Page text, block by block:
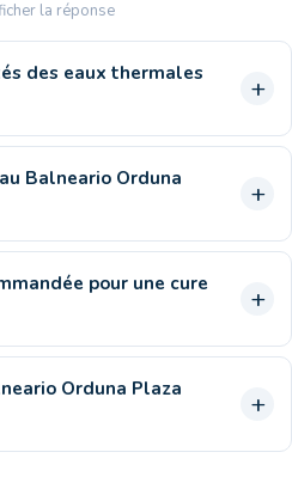
la réponse
des eaux thermales
Balneario Orduna
pour une cure
Orduna Plaza